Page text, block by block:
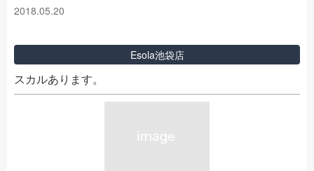
2018.05.20
Esola池袋店
スカルあります。